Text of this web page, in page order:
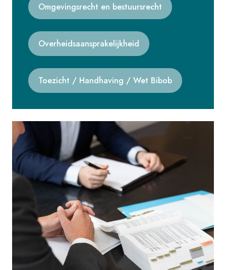
Omgevingsrecht en bestuursrecht
Overheidsaansprakelijkheid
Toezicht / Handhaving / Wet Bibob